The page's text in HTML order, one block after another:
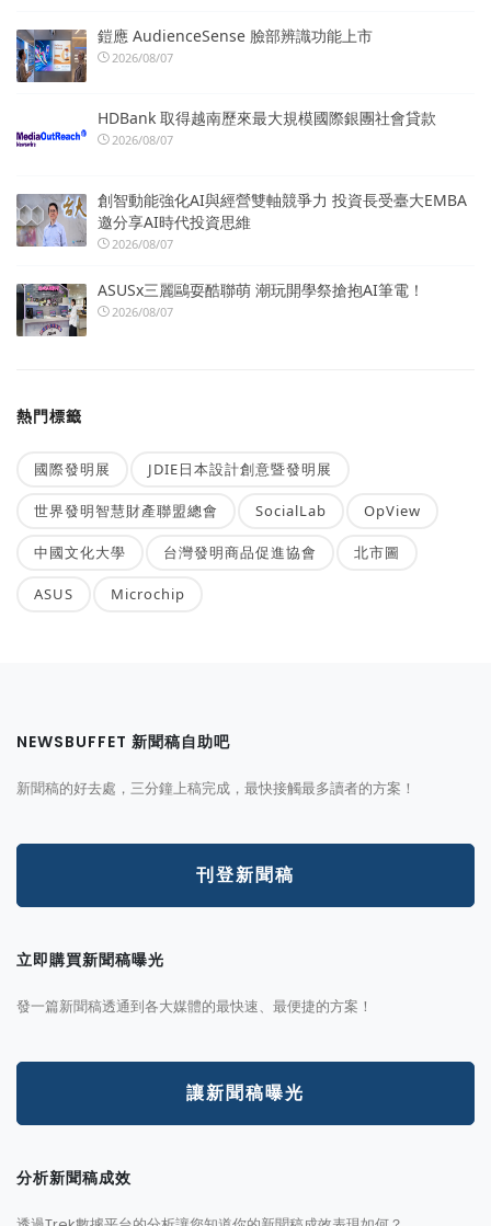
鎧應 AudienceSense 臉部辨識功能上市
2026/08/07
HDBank 取得越南歷來最大規模國際銀團社會貸款
2026/08/07
創智動能強化AI與經營雙軸競爭力 投資長受臺大EMBA
邀分享AI時代投資思維
2026/08/07
ASUSx三麗鷗耍酷聯萌 潮玩開學祭搶抱AI筆電！
2026/08/07
熱門標籤
國際發明展 JDIE日本設計創意暨發明展
世界發明智慧財產聯盟總會 SocialLab OpView
中國文化大學 台灣發明商品促進協會 北市圖
ASUS Microchip
NEWSBUFFET 新聞稿自助吧
新聞稿的好去處，三分鐘上稿完成，最快接觸最多讀者的方案！
刊登新聞稿
立即購買新聞稿曝光
發一篇新聞稿透通到各大媒體的最快速、最便捷的方案！
讓新聞稿曝光
分析新聞稿成效